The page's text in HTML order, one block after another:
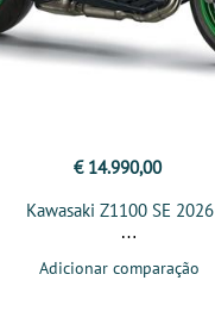
€ 14.990,00
Kawasaki Z1100 SE 2026
Adicionar comparação